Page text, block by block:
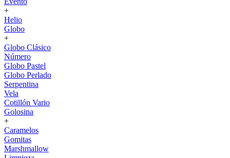
+
Helio
Globo
+
Globo Clásico
Número
Globo Pastel
Globo Perlado
Serpentina
Vela
Cotillón Vario
Golosina
+
Caramelos
Gomitas
Marshmallow